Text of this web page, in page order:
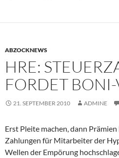
ABZOCKNEWS
HRE:
FORDET
21. SEPTEMBER 2010 ADMINE
Erst Pleite machen, dann
Zahlungen für Mitarbeiter der
Wellen der Empörung